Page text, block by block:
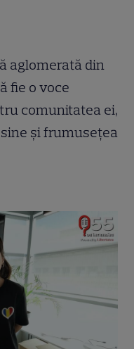
aglomerată din
fie o voce
comunitatea ei,
și frumusețea